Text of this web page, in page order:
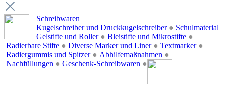
Schreibwaren
Kugelschreiber und Druckkugelschreiber ●
Gelstifte und Roller ● Bleistifte und Mikrostifte ●
Radierbare Stifte ● Diverse Marker und Liner ● Textmarker ●
Radiergummis und Spitzer ● Abhilfemaßnahmen ●
Nachfüllungen ● Geschenk-Schreibwaren ●
Schulmaterial